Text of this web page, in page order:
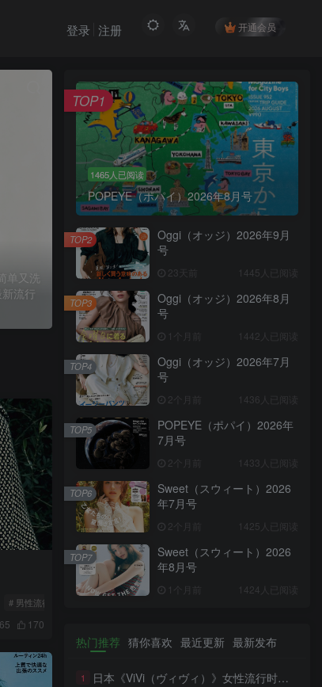
开通会员
登录 注册
单又洗
流行
# 男性流行时尚杂志
170
1465人已阅读
POPEYE（ポパイ）2026年8月号
TOP1
Oggi（オッジ）2026年9月
号
23天前 1445人已阅读
TOP2
Oggi（オッジ）2026年8月
号
1个月前 1442人已阅读
TOP3
Oggi（オッジ）2026年7月
号
2个月前 1436人已阅读
TOP4
POPEYE（ポパイ）2026年
7月号
2个月前 1433人已阅读
TOP5
Sweet（スウィート）2026
年7月号
2个月前 1425人已阅读
TOP6
Sweet（スウィート）2026
年8月号
1个月前 1424人已阅读
TOP7
热门推荐 猜你喜欢 最近更新 最新发布
1 日本《ViVi（ヴィヴィ）》女性流行时尚杂志 PDF电子版【2026年·全年订阅】